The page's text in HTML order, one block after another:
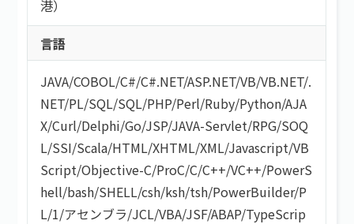
短期間（3ヶ月以内）
低マージン率（10％以下）
高額手取り（80万以上）
支払サイト30日以内
服装自由
シニア歓迎
外国籍OK
語学力を活かす
社保あり
社員登用あり
案件開始日
検索する
港）
言語
JAVA/COBOL/C#/C#.NET/ASP.NET/VB/VB.NET/.
NET/PL/SQL/SQL/PHP/Perl/Ruby/Python/AJA
X/Curl/Delphi/Go/JSP/JAVA-Servlet/RPG/SOQ
L/SSI/Scala/HTML/XHTML/XML/Javascript/VB
Script/Objective-C/ProC/C/C++/VC++/PowerS
hell/bash/SHELL/csh/ksh/tsh/PowerBuilder/P
L/1/アセンブラ/JCL/VBA/JSF/ABAP/TypeScrip